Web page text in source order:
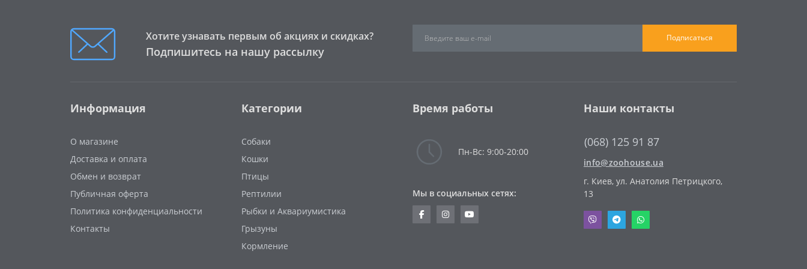
Витамины и добавки
Хотите узнавать первым об акциях и скидках?
Подпишитесь на нашу рассылку
Подписаться
Информация
О магазине
Доставка и оплата
Обмен и возврат
Публичная оферта
Политика конфиденциальности
Контакты
Категории
Собаки
Кошки
Птицы
Рептилии
Рыбки и Аквариумистика
Грызуны
Кормление
Время работы
Пн-Вс: 9:00-20:00
Мы в социальных сетях:
Наши контакты
(068) 125 91 87
info@zoohouse.ua
г. Киев, ул. Анатолия Петрицкого,
13